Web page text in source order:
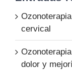
cervical
dolor y